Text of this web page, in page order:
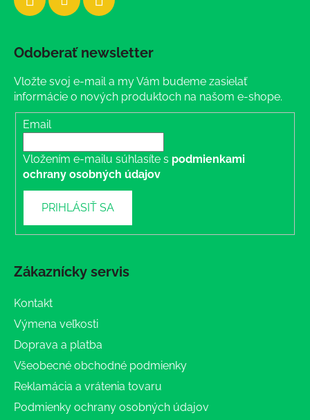
Odoberať newsletter
Vložte svoj e-mail a my Vám budeme zasielať
informácie o nových produktoch na našom e-shope.
Email
Vložením e-mailu súhlasíte s podmienkami
ochrany osobných údajov
PRIHLÁSIŤ SA
Zákaznícky servis
Kontakt
Výmena veľkosti
Doprava a platba
Všeobecné obchodné podmienky
Reklamácia a vrátenia tovaru
Podmienky ochrany osobných údajov